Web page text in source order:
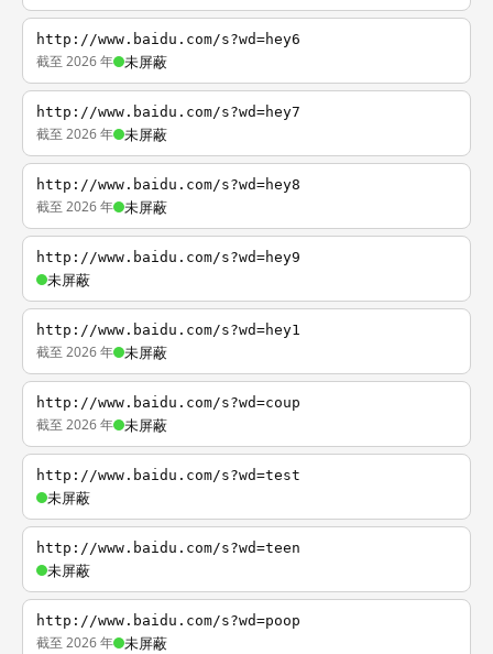
http://www.baidu.com/s?wd=hey6
截至 2026 年 未屏蔽
http://www.baidu.com/s?wd=hey7
截至 2026 年 未屏蔽
http://www.baidu.com/s?wd=hey8
截至 2026 年 未屏蔽
http://www.baidu.com/s?wd=hey9
未屏蔽
http://www.baidu.com/s?wd=hey1
截至 2026 年 未屏蔽
http://www.baidu.com/s?wd=coup
截至 2026 年 未屏蔽
http://www.baidu.com/s?wd=test
未屏蔽
http://www.baidu.com/s?wd=teen
未屏蔽
http://www.baidu.com/s?wd=poop
截至 2026 年 未屏蔽